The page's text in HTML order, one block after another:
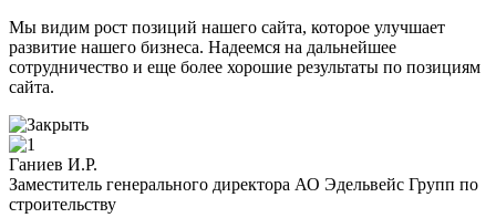
Мы видим рост позиций нашего сайта, которое улучшает
развитие нашего бизнеса. Надеемся на дальнейшее
сотрудничество и еще более хорошие результаты по позициям
сайта.
Ганиев И.Р.
Заместитель генерального директора АО Эдельвейс Групп по
строительству